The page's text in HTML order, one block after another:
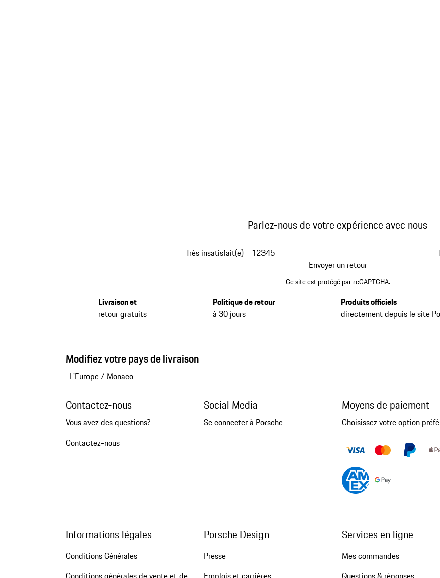
Parlez-nous de votre expérience avec nous
Très insatisfait(e) 12345
Envoyer un retour
Ce site est protégé par reCAPTCHA.
Livraison et
retour gratuits
Politique de retour
à 30 jours
Produits officiels
directement depuis le site
Modifiez votre pays de livraison
L'Europe/ Monaco
Contactez-nous
Vous avez des questions?
Contactez-nous
Social Media
Se connecter à Porsche
Moyens de paiement
Choisissez votre option
Informations légales
Conditions Générales
Porsche Design
Presse
Services en ligne
Mes commandes